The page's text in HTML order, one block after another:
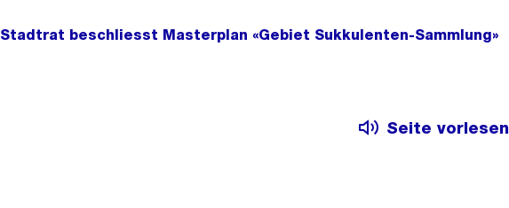
Stadtrat beschliesst Masterplan «Gebiet Sukkulenten-Sammlung»
Seite vorlesen